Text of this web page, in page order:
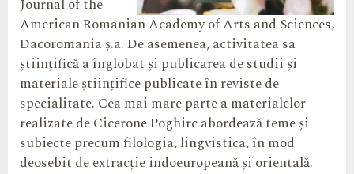
Journal of the
American Romanian Academy of Arts and Sciences,
Dacoromania ș.a. De asemenea, activitatea sa
științifică a înglobat și publicarea de studii și
materiale științifice publicate în reviste de
specialitate. Cea mai mare parte a materialelor
realizate de Cicerone Poghirc abordează teme și
subiecte precum filologia, lingvistica, în mod
deosebit de extracție indoeuropeană și orientală.